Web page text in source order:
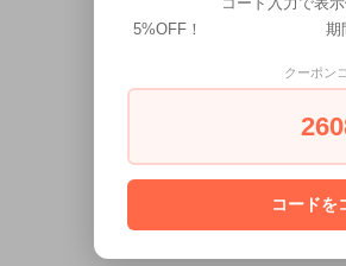
5%OFF！ 期間中何
クーポン
コードを